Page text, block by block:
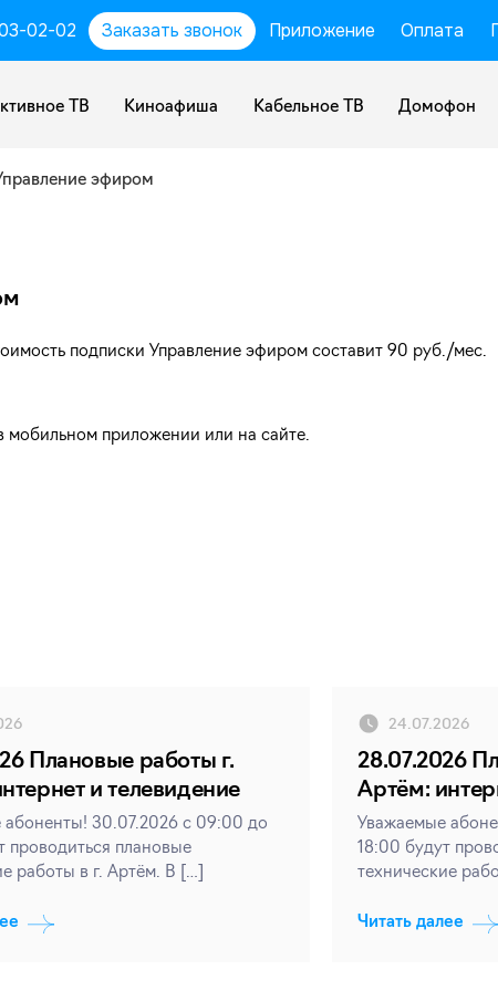
02-02 Заказать звонок Приложение Оплата
ТВ Киноафиша Кабельное ТВ Домофон
эфиром
подписки Управление эфиром составит 90 руб./мес.
мобильном приложении или на сайте.
Плановые работы г.
и телевидение
абоненты! 30.07.2026 с 09:00 до
проводиться плановые
работы в г. Артём. В […]
24.07.2026
28.07.2026
Артём:
Уважаемые
18:00 будут
технические
Читать далее